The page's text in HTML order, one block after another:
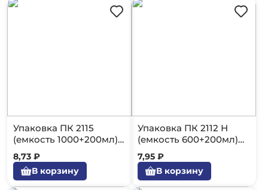
Упаковка ПК 2115
(емкость 1000+200мл)
480шт.
8,73 ₽
В корзину
Упаковка ПК 2112 Н
(емкость 600+200мл)
600шт.
7,95 ₽
В корзину